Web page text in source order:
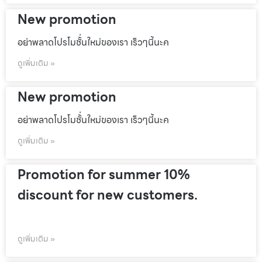
New promotion
อย่าพลาดโปรโมชั้่นใหม่ของเรา เร็วๆนี้นะค
ดูเพิ่มเติม »
New promotion
อย่าพลาดโปรโมชั้่นใหม่ของเรา เร็วๆนี้นะค
ดูเพิ่มเติม »
Promotion for summer 10%
discount for new customers.
ดูเพิ่มเติม »